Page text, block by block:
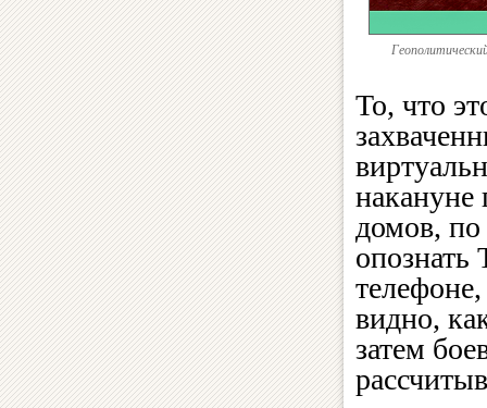
То, что
накануне
домов, по
опознать
видно,
затем